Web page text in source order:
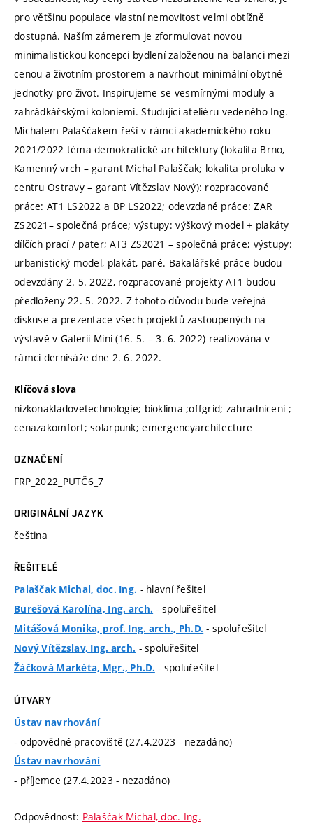
pro většinu populace vlastní nemovitost velmi obtížně
dostupná. Naším zámerem je zformulovat novou
minimalistickou koncepci bydlení založenou na balanci mezi
cenou a životním prostorem a navrhout minimální obytné
jednotky pro život. Inspirujeme se vesmírnými moduly a
zahrádkářskými koloniemi. Studující ateliéru vedeného Ing.
Michalem Palaščakem řeší v rámci akademického roku
2021/2022 téma demokratické architektury (lokalita Brno,
Kamenný vrch – garant Michal Palaščak; lokalita proluka v
centru Ostravy – garant Vítězslav Nový): rozpracované
práce: AT1 LS2022 a BP LS2022; odevzdané práce: ZAR
ZS2021– společná práce; výstupy: výškový model + plakáty
dílčích prací / pater; AT3 ZS2021 – společná práce; výstupy:
urbanistický model, plakát, paré. Bakalářské práce budou
odevzdány 2. 5. 2022, rozpracované projekty AT1 budou
předloženy 22. 5. 2022. Z tohoto důvodu bude veřejná
diskuse a prezentace všech projektů zastoupených na
výstavě v Galerii Mini (16. 5. – 3. 6. 2022) realizována v
rámci dernisáže dne 2. 6. 2022.
Klíčová slova
nizkonakladovetechnologie; bioklima ;offgrid; zahradniceni ;
cenazakomfort; solarpunk; emergencyarchitecture
OZNAČENÍ
FRP_2022_PUTČ6_7
ORIGINÁLNÍ JAZYK
čeština
ŘEŠITELÉ
Palaščak Michal, doc. Ing. - hlavní řešitel
Burešová Karolína, Ing. arch. - spoluřešitel
Mitášová Monika, prof. Ing. arch., Ph.D. - spoluřešitel
Nový Vítězslav, Ing. arch. - spoluřešitel
Žáčková Markéta, Mgr., Ph.D. - spoluřešitel
ÚTVARY
Ústav navrhování
- odpovědné pracoviště (27.4.2023 - nezadáno)
Ústav navrhování
- příjemce (27.4.2023 - nezadáno)
Odpovědnost: Palaščak Michal, doc. Ing.